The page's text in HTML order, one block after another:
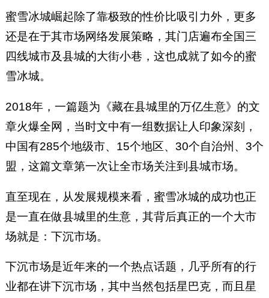
蜜雪冰城崛起除了靠极致的性价比吸引力外，更多
还是在于其市场网络发展策略，其门店遍布全国三
四线城市及县城的大街小巷，这也成就了如今的蜜
雪冰城。
2018年，一篇题为《藏在县城里的万亿生意》的文
章火爆全网，当时文中有一组数据让人印象深刻，
中国有285个地级市、15个地区、30个自治州、3个
盟，这篇文章第一次让全市场关注到县城市场。
直至现在，从发展规模来看，蜜雪冰城的成功也正
是一直在做县城里的生意，其背后真正的一个大市
场就是：下沉市场。
下沉市场是近年来的一个热点话题，几乎所有的行
业都在讲下沉市场，其中当然包括星巴克，而且星